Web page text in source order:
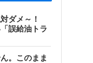
ダメ～！
誤給油トラ
。このまま